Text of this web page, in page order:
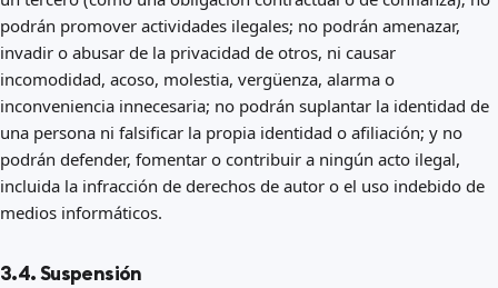
podrán promover actividades ilegales; no podrán amenazar,
invadir o abusar de la privacidad de otros, ni causar
incomodidad, acoso, molestia, vergüenza, alarma o
inconveniencia innecesaria; no podrán suplantar la identidad de
una persona ni falsificar la propia identidad o afiliación; y no
podrán defender, fomentar o contribuir a ningún acto ilegal,
incluida la infracción de derechos de autor o el uso indebido de
medios informáticos.
3.4. Suspensión